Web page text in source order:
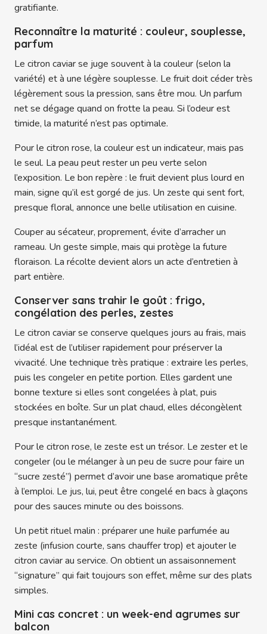
gratifiante.
Reconnaître la maturité : couleur, souplesse,
parfum
Le citron caviar se juge souvent à la couleur (selon la
variété) et à une légère souplesse. Le fruit doit céder très
légèrement sous la pression, sans être mou. Un parfum
net se dégage quand on frotte la peau. Si l’odeur est
timide, la maturité n’est pas optimale.
Pour le citron rose, la couleur est un indicateur, mais pas
le seul. La peau peut rester un peu verte selon
l’exposition. Le bon repère : le fruit devient plus lourd en
main, signe qu’il est gorgé de jus. Un zeste qui sent fort,
presque floral, annonce une belle utilisation en cuisine.
Couper au sécateur, proprement, évite d’arracher un
rameau. Un geste simple, mais qui protège la future
floraison. La récolte devient alors un acte d’entretien à
part entière.
Conserver sans trahir le goût : frigo,
congélation des perles, zestes
Le citron caviar se conserve quelques jours au frais, mais
l’idéal est de l’utiliser rapidement pour préserver la
vivacité. Une technique très pratique : extraire les perles,
puis les congeler en petite portion. Elles gardent une
bonne texture si elles sont congelées à plat, puis
stockées en boîte. Sur un plat chaud, elles décongèlent
presque instantanément.
Pour le citron rose, le zeste est un trésor. Le zester et le
congeler (ou le mélanger à un peu de sucre pour faire un
“sucre zesté”) permet d’avoir une base aromatique prête
à l’emploi. Le jus, lui, peut être congelé en bacs à glaçons
pour des sauces minute ou des boissons.
Un petit rituel malin : préparer une huile parfumée au
zeste (infusion courte, sans chauffer trop) et ajouter le
citron caviar au service. On obtient un assaisonnement
“signature” qui fait toujours son effet, même sur des plats
simples.
Mini cas concret : un week-end agrumes sur
balcon